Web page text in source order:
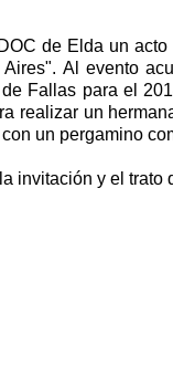
de Elda un
Al evento
Fallas para el
realizar un
un pergamino
invitación y el